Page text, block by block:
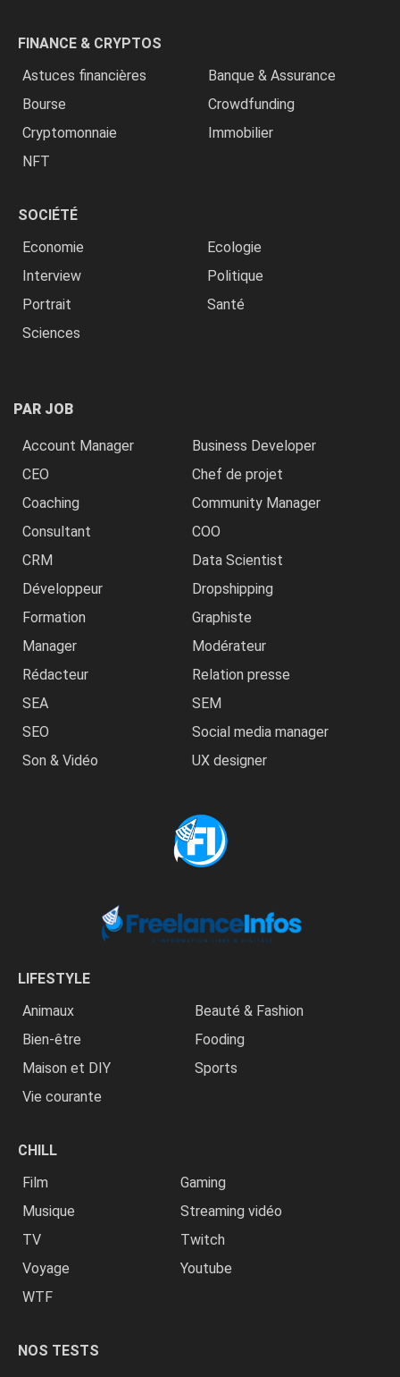
FINANCE & CRYPTOS
Astuces financières
Banque & Assurance
Bourse
Crowdfunding
Cryptomonnaie
Immobilier
NFT
SOCIÉTÉ
Economie
Ecologie
Interview
Politique
Portrait
Santé
Sciences
PAR JOB
Account Manager
Business Developer
CEO
Chef de projet
Coaching
Community Manager
Consultant
COO
CRM
Data Scientist
Développeur
Dropshipping
Formation
Graphiste
Manager
Modérateur
Rédacteur
Relation presse
SEA
SEM
SEO
Social media manager
Son & Vidéo
UX designer
LIFESTYLE
Animaux
Beauté & Fashion
Bien-être
Fooding
Maison et DIY
Sports
Vie courante
CHILL
Film
Gaming
Musique
Streaming vidéo
TV
Twitch
Voyage
Youtube
WTF
NOS TESTS